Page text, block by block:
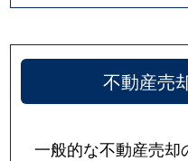
不動産売
一般的な不動産売却